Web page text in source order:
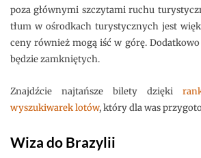
poza głównymi szczytami ruchu
tłum w ośrodkach turystycznych jest
ceny również mogą iść w górę.
będzie zamkniętych.
Znajdźcie najtańsze bilety dzięki
wyszukiwarek lotów, który dla was
Wiza do Brazylii